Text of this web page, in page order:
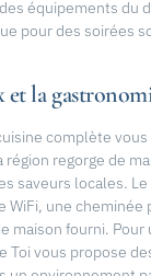
équipements du
pour des soirées
et la
complète
région regorge de
saveurs locales.
WiFi, une cheminée
maison fourni. Pour
Toi vous propose